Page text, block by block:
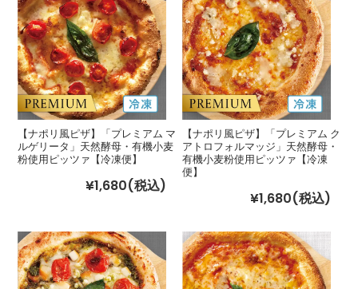
【ナポリ風ピザ】「プレミアム マ
ルゲリータ」天然酵母・有機小麦
粉使用ピッツァ【冷凍便】
¥1,680(税込)
【ナポリ風ピザ】「プレミアム ク
アトロフォルマッジ」天然酵母・
有機小麦粉使用ピッツァ【冷凍
便】
¥1,680(税込)